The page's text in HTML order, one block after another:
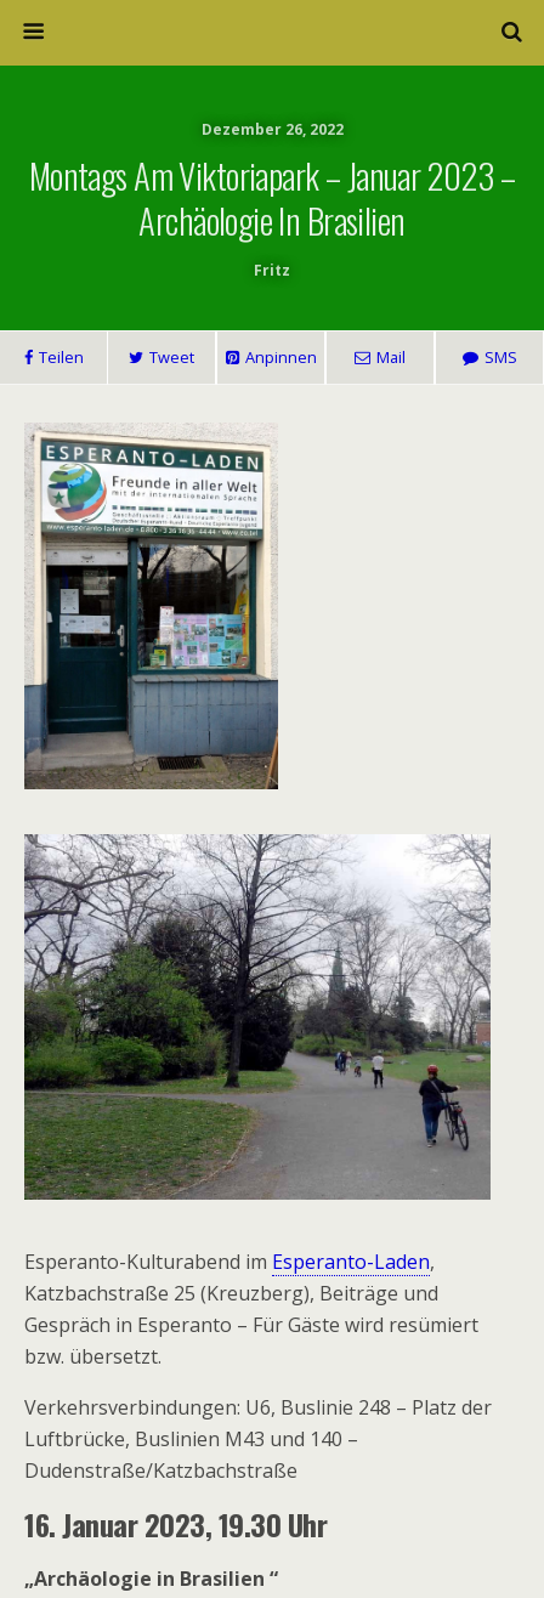
Dezember 26, 2022
Montags Am Viktoriapark – Januar 2023 –
Archäologie In Brasilien
Fritz
Teilen Tweet Anpinnen Mail SMS
Esperanto-Kulturabend im Esperanto-Laden,
Katzbachstraße 25 (Kreuzberg), Beiträge und
Gespräch in Esperanto – Für Gäste wird resümiert
bzw. übersetzt.
Verkehrsverbindungen: U6, Buslinie 248 – Platz der
Luftbrücke, Buslinien M43 und 140 –
Dudenstraße/Katzbachstraße
16.Januar 2023,19.30 Uhr
„Archäologie in Brasilien “